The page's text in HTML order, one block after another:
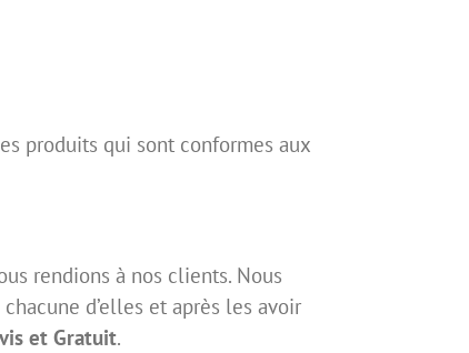
produits qui sont conformes aux
rendions à nos clients. Nous
d’elles et après les avoir
et Gratuit.